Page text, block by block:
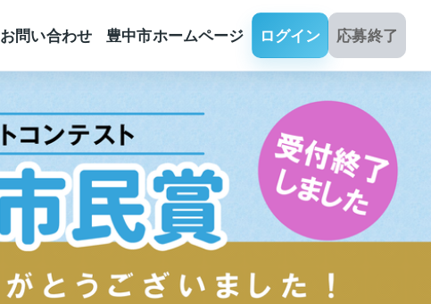
お問い合わせ 豊中市ホームページ ログイン 応募終了